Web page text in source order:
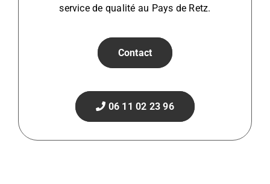
service de qualité au Pays de Retz.
Contact
06 11 02 23 96